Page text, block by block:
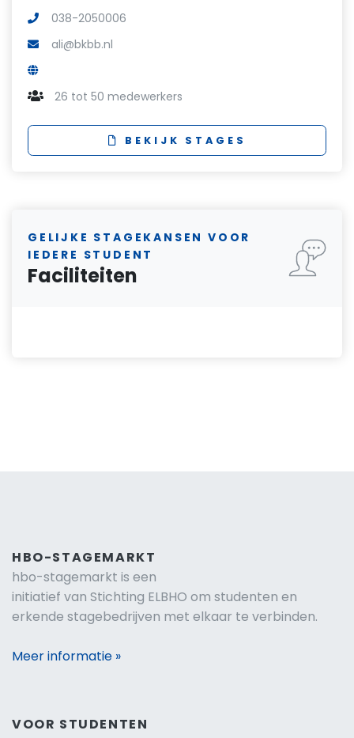
038-2050006
ali@bkbb.nl
26 tot 50 medewerkers
BEKIJK STAGES
GELIJKE STAGEKANSEN VOOR
IEDERE STUDENT
Faciliteiten
HBO-STAGEMARKT
hbo-stagemarkt is een
initiatief van Stichting ELBHO om studenten en
erkende stagebedrijven met elkaar te verbinden.
Meer informatie »
VOOR STUDENTEN